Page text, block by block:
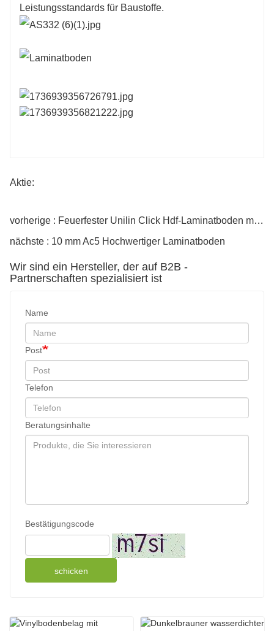
Leistungsstandards für Baustoffe.
Aktie:
vorherige : Feuerfester Unilin Click Hdf-Laminatboden mit deutscher Technologie, wasserdicht
nächste : 10 mm Ac5 Hochwertiger Laminatboden
Wir sind ein Hersteller, der auf B2B -
Partnerschaften spezialisiert ist
Name
Post
Telefon
Beratungsinhalte
Bestätigungscode
schicken